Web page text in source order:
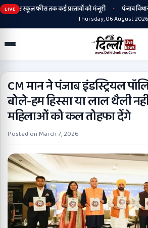
LIVEस्कूल फीस तक कई प्रस्तावों को मंजूरी •
पंजाब
Thursday, 06 August 2026
CM मान ने पंजाब इंडस्ट्रियल
बोले-हम हिस्सा या लाल थैली
महिलाओं को कल तोहफा देंगे
Posted on March 7, 2026